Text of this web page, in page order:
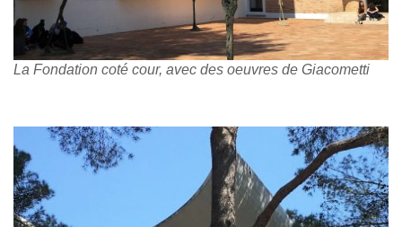
La Fondation coté cour, avec des oeuvres de Giacometti